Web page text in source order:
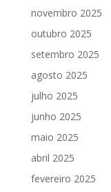
novembro 2025
outubro 2025
setembro 2025
agosto 2025
julho 2025
junho 2025
maio 2025
abril 2025
fevereiro 2025